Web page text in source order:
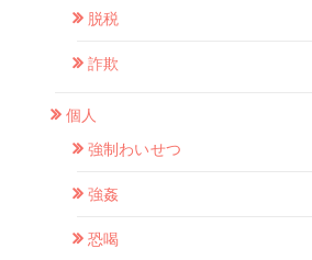
脱税
詐欺
個人
強制わいせつ
強姦
恐喝